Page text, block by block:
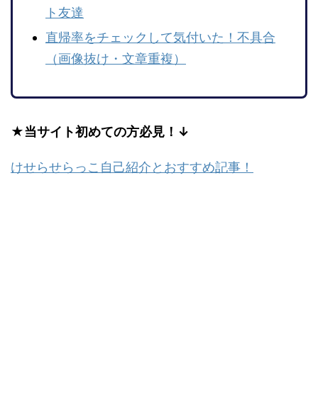
ト友達
直帰率をチェックして気付いた！不具合
（画像抜け・文章重複）
★当サイト初めての方必見！↓
けせらせらっこ自己紹介とおすすめ記事！